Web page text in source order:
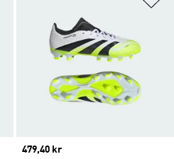
Current price
479,40 kr